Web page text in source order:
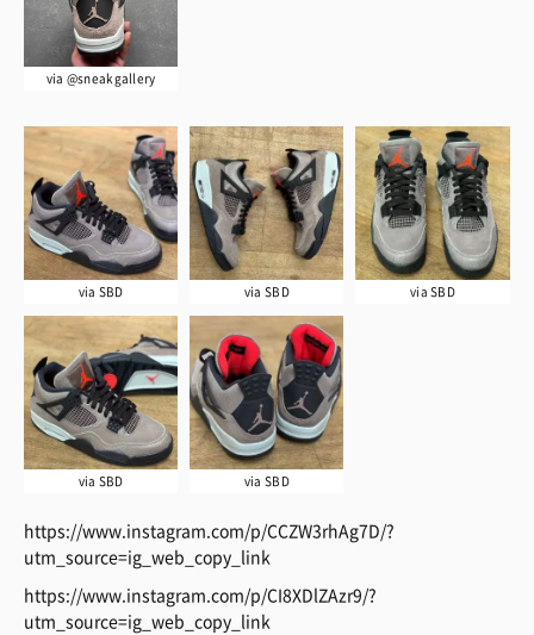
via @sneakgallery
via SBD via SBD via SBD
via SBD via SBD
https://www.instagram.com/p/CCZW3rhAg7D/?
utm_source=ig_web_copy_link
https://www.instagram.com/p/CI8XDlZAzr9/?
utm_source=ig_web_copy_link